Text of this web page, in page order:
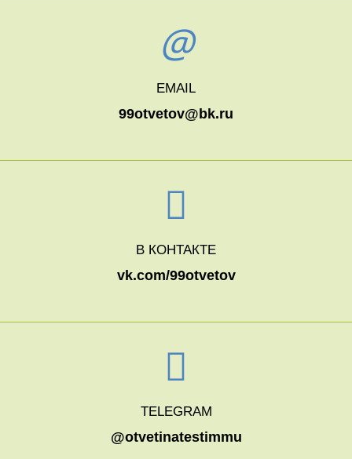
EMAIL
99otvetov@bk.ru
В КОНТАКТЕ
vk.com/99otvetov
TELEGRAM
@otvetinatestimmu